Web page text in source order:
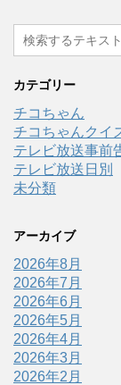
カテゴリー
チコちゃん
チコちゃんクイ
テレビ放送事前
テレビ放送日別
未分類
アーカイブ
2026年8月
2026年7月
2026年6月
2026年5月
2026年4月
2026年3月
2026年2月